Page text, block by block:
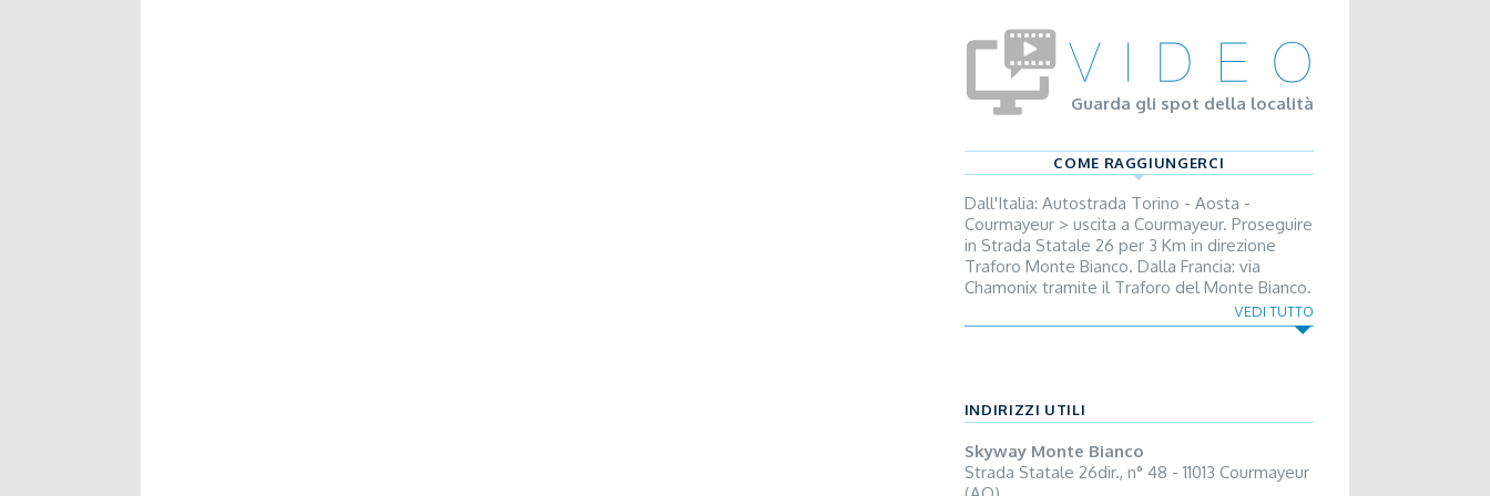
Guarda gli spot della località
COME RAGGIUNGERCI
Dall'Italia: Autostrada Torino - Aosta -
Courmayeur > uscita a Courmayeur. Proseguire
in Strada Statale 26 per 3 Km in direzione
Traforo Monte Bianco. Dalla Francia: via
Chamonix tramite il Traforo del Monte Bianco.
All’uscita del Traforo continuare per 1 km in
direzione Courmayeur.
VEDI TUTTO
INDIRIZZI UTILI
Skyway Monte Bianco
Strada Statale 26dir., n° 48 - 11013 Courmayeur